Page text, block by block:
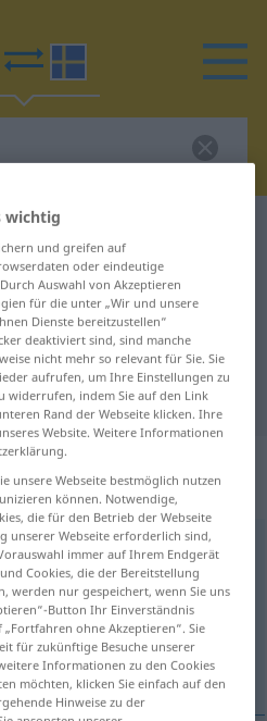
Übersetzung
: transitives Verb,
anklicken/antippen)
wichtig
und greifen auf
oder eindeutige
Auswahl von Akzeptieren
für die unter „Wir und unsere
Dienste bereitzustellen“
deaktiviert sind, sind manche
nicht mehr so relevant für Sie. Sie
aufrufen, um Ihre Einstellungen zu
widerrufen, indem Sie auf den Link
Rand der Webseite klicken. Ihre
Website. Weitere Informationen
unsere Webseite bestmöglich nutzen
können. Notwendige,
die für den Betrieb der Webseite
unserer Webseite erforderlich sind,
immer auf Ihrem Endgerät
Cookies, die der Bereitstellung
werden nur gespeichert, wenn Sie uns
Button Ihr Einverständnis
ohne Akzeptieren“. Sie
für zukünftige Besuche unserer
Informationen zu den Cookies
möchten, klicken Sie einfach auf den
Hinweise zu der